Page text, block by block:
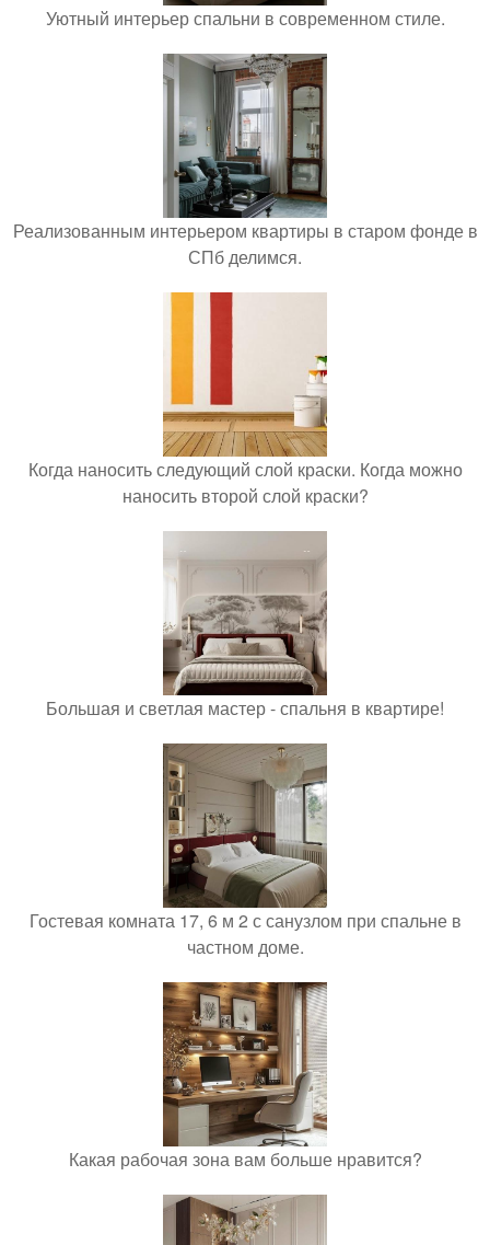
Уютный интерьер спальни в современном стиле.
Реализованным интерьером квартиры в старом фонде в
СПб делимся.
Когда наносить следующий слой краски. Когда можно
наносить второй слой краски?
Большая и светлая мастер - спальня в квартире!
Гостевая комната 17, 6 м 2 с санузлом при спальне в
частном доме.
Какая рабочая зона вам больше нравится?